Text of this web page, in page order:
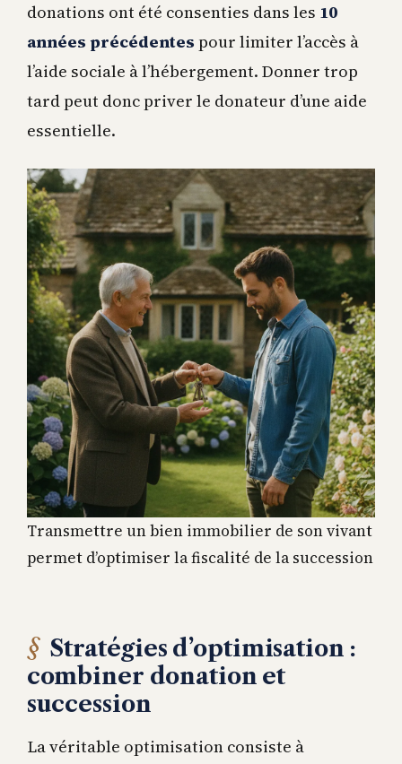
donations ont été consenties dans les 10
années précédentes pour limiter l’accès à
l’aide sociale à l’hébergement. Donner trop
tard peut donc priver le donateur d’une aide
essentielle.
Transmettre un bien immobilier de son vivant
permet d’optimiser la fiscalité de la succession
Stratégies d’optimisation :
combiner donation et
succession
La véritable optimisation consiste à